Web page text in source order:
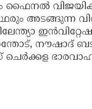
ഫൈനൽ
അടങ്ങുന്ന
നൗഷാദ്